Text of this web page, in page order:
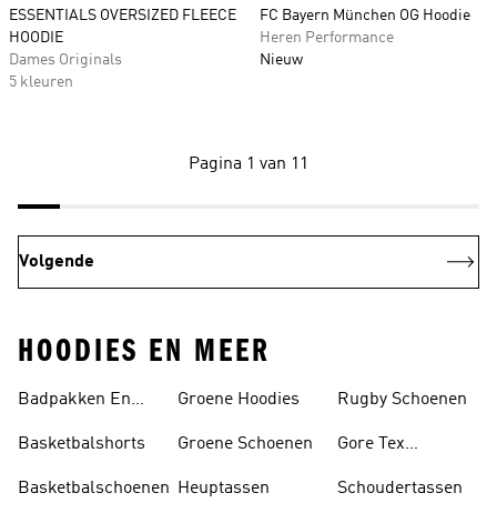
ESSENTIALS OVERSIZED FLEECE
HOODIE
Dames Originals
5 kleuren
FC Bayern München OG Hoodie
Heren Performance
Nieuw
Pagina 1 van 11
Volgende
HOODIES EN MEER
Badpakken En
Basketbalshorts
Basketbalschoenen
Groene Hoodies
Groene Schoenen
Heuptassen
Rugby Schoenen
Gore Tex
Schoudertassen